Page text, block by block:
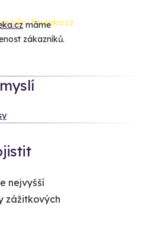
máme
zákazníků.
nejvyšší
zážitkových